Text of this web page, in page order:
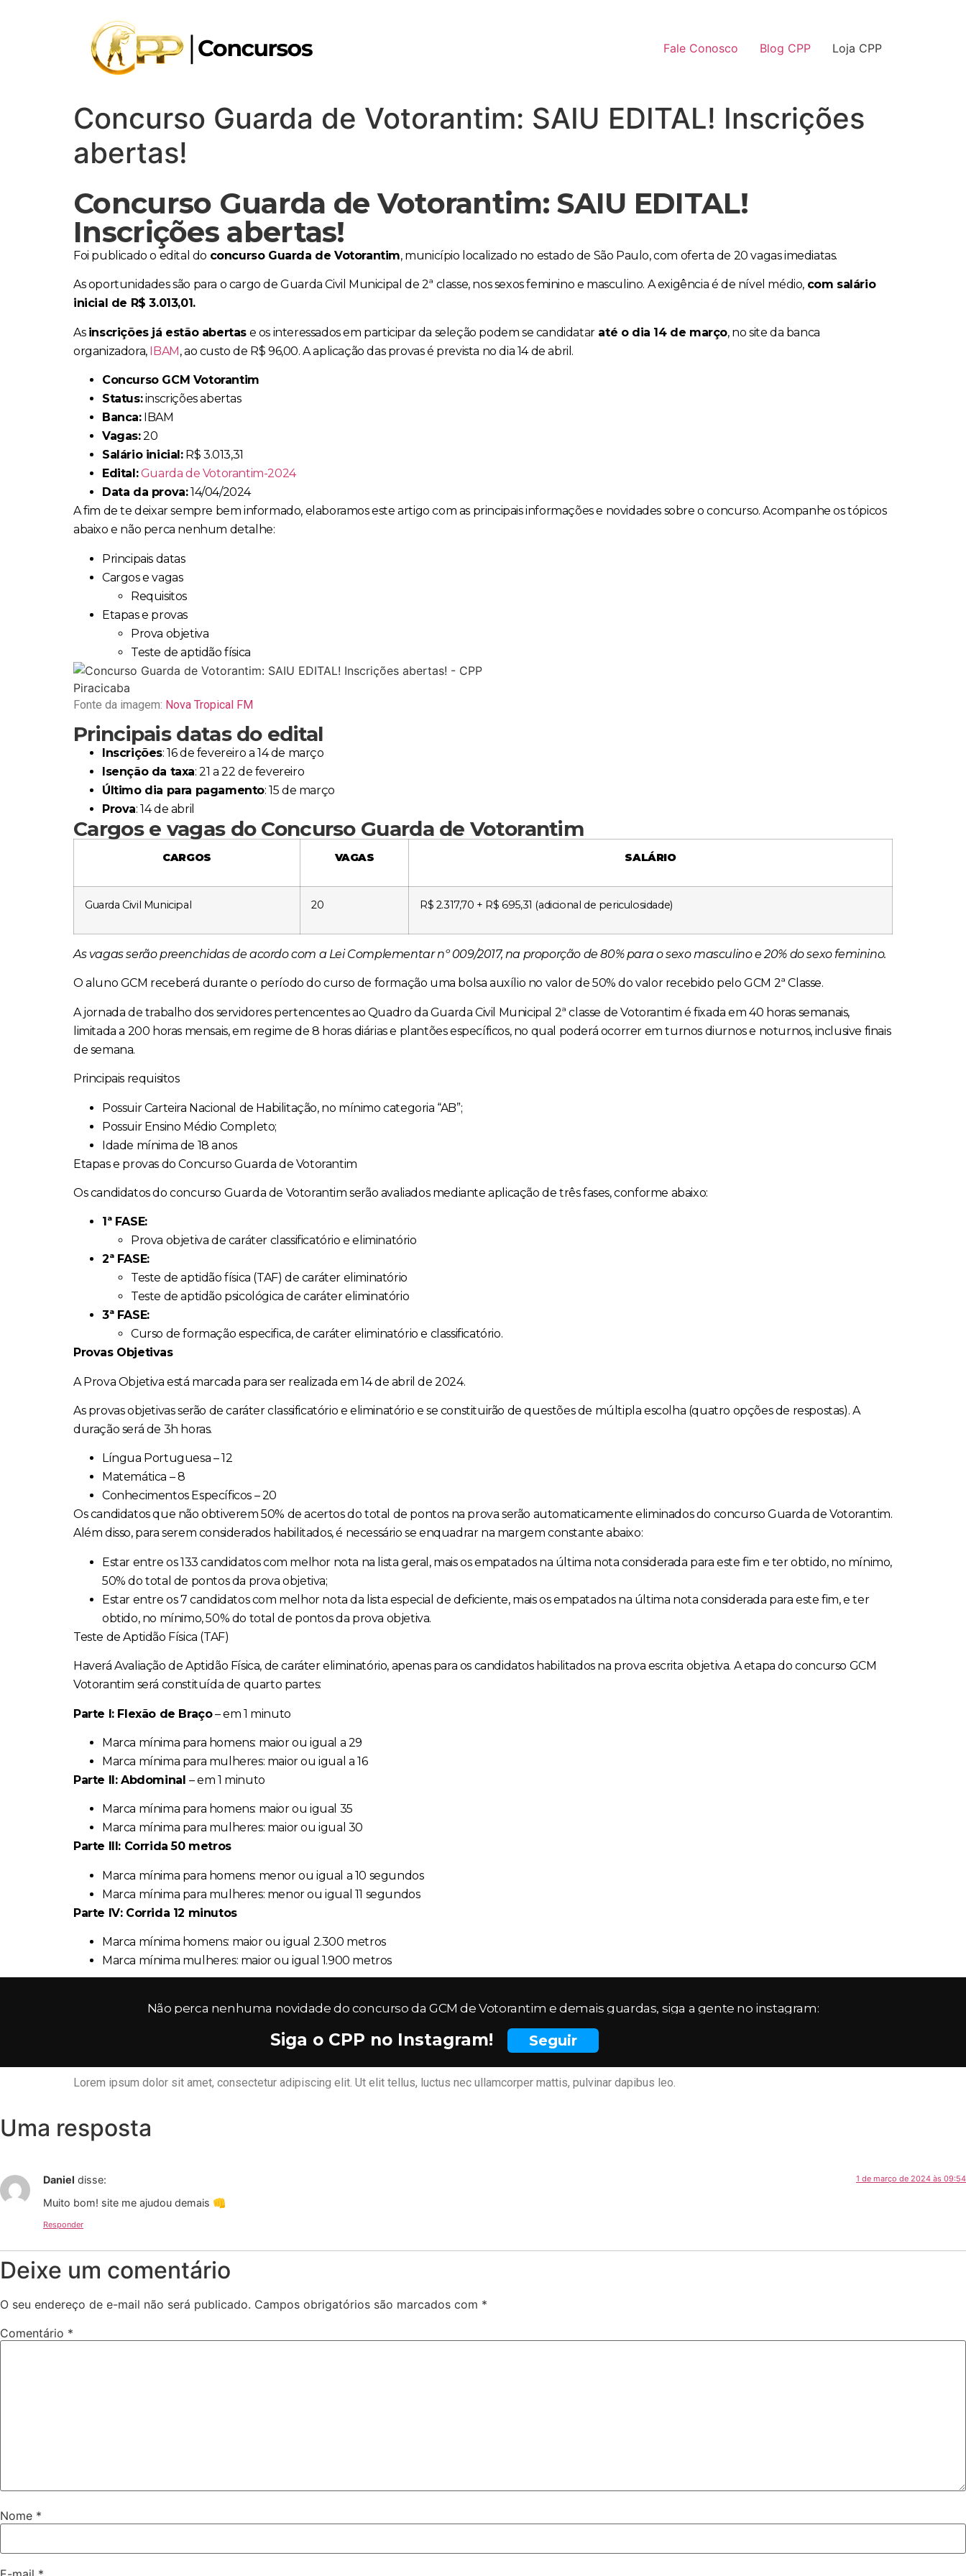
Fale Conosco Blog CPP Loja CPP
Concurso Guarda de Votorantim: SAIU EDITAL! Inscrições
abertas!
Concurso Guarda de Votorantim: SAIU EDITAL!
Inscrições abertas!
Foi publicado o edital do concurso Guarda de Votorantim, município localizado no estado de São Paulo, com oferta de 20 vagas imediatas.
As oportunidades são para o cargo de Guarda Civil Municipal de 2ª classe, nos sexos feminino e masculino. A exigência é de nível médio, com salário
inicial de R$ 3.013,01.
As inscrições já estão abertas e os interessados em participar da seleção podem se candidataraté o dia 14 de março, no site da banca
organizadora, IBAM, ao custo de R$ 96,00. A aplicação das provas é prevista no dia 14 de abril.
Concurso GCM Votorantim
Status:inscrições abertas
Banca:IBAM
Vagas:20
Salário inicial:R$ 3.013,31
Edital:Guarda de Votorantim-2024
Data da prova:14/04/2024
A fim de te deixar sempre bem informado, elaboramos este artigo com as principais informações e novidades sobre o concurso. Acompanhe os tópicos
abaixo e não perca nenhum detalhe:
Principais datas
Cargos e vagas
Requisitos
Etapas e provas
Prova objetiva
Teste de aptidão física
Fonte da imagem: Nova Tropical FM
Principais datas do edital
Inscrições: 16 de fevereiro a 14 de março
Isenção da taxa: 21 a 22 de fevereiro
Último dia para pagamento: 15 de março
Prova: 14 de abril
Cargos e vagas do Concurso Guarda de Votorantim
CARGOS VAGAS SALÁRIO
Guarda Civil Municipal 20 R$ 2.317,70 + R$ 695,31 (adicional de periculosidade)
As vagas serão preenchidas de acordo com a Lei Complementar nº 009/2017, na proporção de 80% para o sexo masculino e 20% do sexo feminino.
O aluno GCM receberá durante o período do curso de formação uma bolsa auxílio no valor de 50% do valor recebido pelo GCM 2ª Classe.
A jornada de trabalho dos servidores pertencentes ao Quadro da Guarda Civil Municipal 2ª classe de Votorantim é fixada em 40 horas semanais,
limitada a 200 horas mensais, em regime de 8 horas diárias e plantões específicos, no qual poderá ocorrer em turnos diurnos e noturnos, inclusive finais
de semana.
Principais requisitos
Possuir Carteira Nacional de Habilitação, no mínimo categoria “AB”;
Possuir Ensino Médio Completo;
Idade mínima de 18 anos
Etapas e provas do Concurso Guarda de Votorantim
Os candidatos do concurso Guarda de Votorantim serão avaliados mediante aplicação de três fases, conforme abaixo:
1ª FASE:
Prova objetiva de caráter classificatório e eliminatório
2ª FASE:
Teste de aptidão física (TAF) de caráter eliminatório
Teste de aptidão psicológica de caráter eliminatório
3ª FASE:
Curso de formação especifica, de caráter eliminatório e classificatório.
Provas Objetivas
A Prova Objetiva está marcada para ser realizada em 14 de abril de 2024.
As provas objetivas serão de caráter classificatório e eliminatório e se constituirão de questões de múltipla escolha (quatro opções de respostas). A
duração será de 3h horas.
Língua Portuguesa – 12
Matemática – 8
Conhecimentos Específicos – 20
Os candidatos que não obtiverem 50% de acertos do total de pontos na prova serão automaticamente eliminados do concurso Guarda de Votorantim.
Além disso, para serem considerados habilitados, é necessário se enquadrar na margem constante abaixo:
Estar entre os 133 candidatos com melhor nota na lista geral, mais os empatados na última nota considerada para este fim e ter obtido, no mínimo,
50% do total de pontos da prova objetiva;
Estar entre os 7 candidatos com melhor nota da lista especial de deficiente, mais os empatados na última nota considerada para este fim, e ter
obtido, no mínimo, 50% do total de pontos da prova objetiva.
Teste de Aptidão Física (TAF)
Haverá Avaliação de Aptidão Física, de caráter eliminatório, apenas para os candidatos habilitados na prova escrita objetiva. A etapa do concurso GCM
Votorantim será constituída de quarto partes:
Parte I: Flexão de Braço– em 1 minuto
Marca mínima para homens: maior ou igual a 29
Marca mínima para mulheres: maior ou igual a 16
Parte II: Abdominal – em 1 minuto
Marca mínima para homens: maior ou igual 35
Marca mínima para mulheres: maior ou igual 30
Parte III: Corrida 50 metros
Marca mínima para homens: menor ou igual a 10 segundos
Marca mínima para mulheres: menor ou igual 11 segundos
Parte IV: Corrida 12 minutos
Marca mínima homens: maior ou igual 2.300 metros
Marca mínima mulheres: maior ou igual 1.900 metros
Não perca nenhuma novidade do concurso da GCM de Votorantim e demais guardas, siga a gente no instagram:
Siga o CPP no Instagram! Seguir
Lorem ipsum dolor sit amet, consectetur adipiscing elit. Ut elit tellus, luctus nec ullamcorper mattis, pulvinar dapibus leo.
Uma resposta
Daniel disse: 1 de março de 2024 às 09:54
Muito bom! site me ajudou demais 👊
Responder
Deixe um comentário
O seu endereço de e-mail não será publicado. Campos obrigatórios são marcados com *
Comentário *
Nome *